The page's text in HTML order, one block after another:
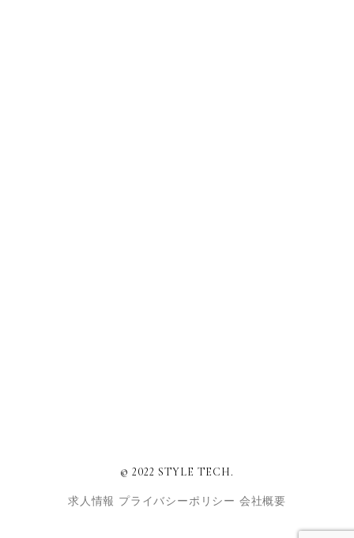
© 2022 STYLE TECH.
求人情報 プライバシーポリシー 会社概要